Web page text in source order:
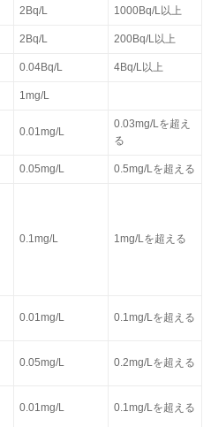
2Bq/L 1000Bq/L以上
2Bq/L 200Bq/L以上
0.04Bq/L 4Bq/L以上
1mg/L
0.01mg/L
0.03mg/Lを超え
る
0.05mg/L 0.5mg/Lを超える
0.1mg/L 1mg/Lを超える
0.01mg/L 0.1mg/Lを超える
0.05mg/L 0.2mg/Lを超える
0.01mg/L 0.1mg/Lを超える